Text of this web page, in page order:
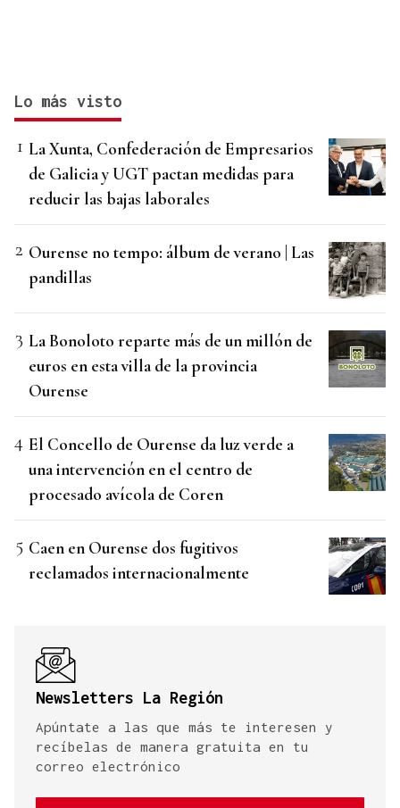
Lo más visto
La Xunta, Confederación de Empresarios
de Galicia y UGT pactan medidas para
reducir las bajas laborales
Ourense no tempo: álbum de verano | Las
pandillas
La Bonoloto reparte más de un millón de
euros en esta villa de la provincia
Ourense
El Concello de Ourense da luz verde a
una intervención en el centro de
procesado avícola de Coren
Caen en Ourense dos fugitivos
reclamados internacionalmente
Newsletters La Región
Apúntate a las que más te interesen y
recíbelas de manera gratuita en tu
correo electrónico